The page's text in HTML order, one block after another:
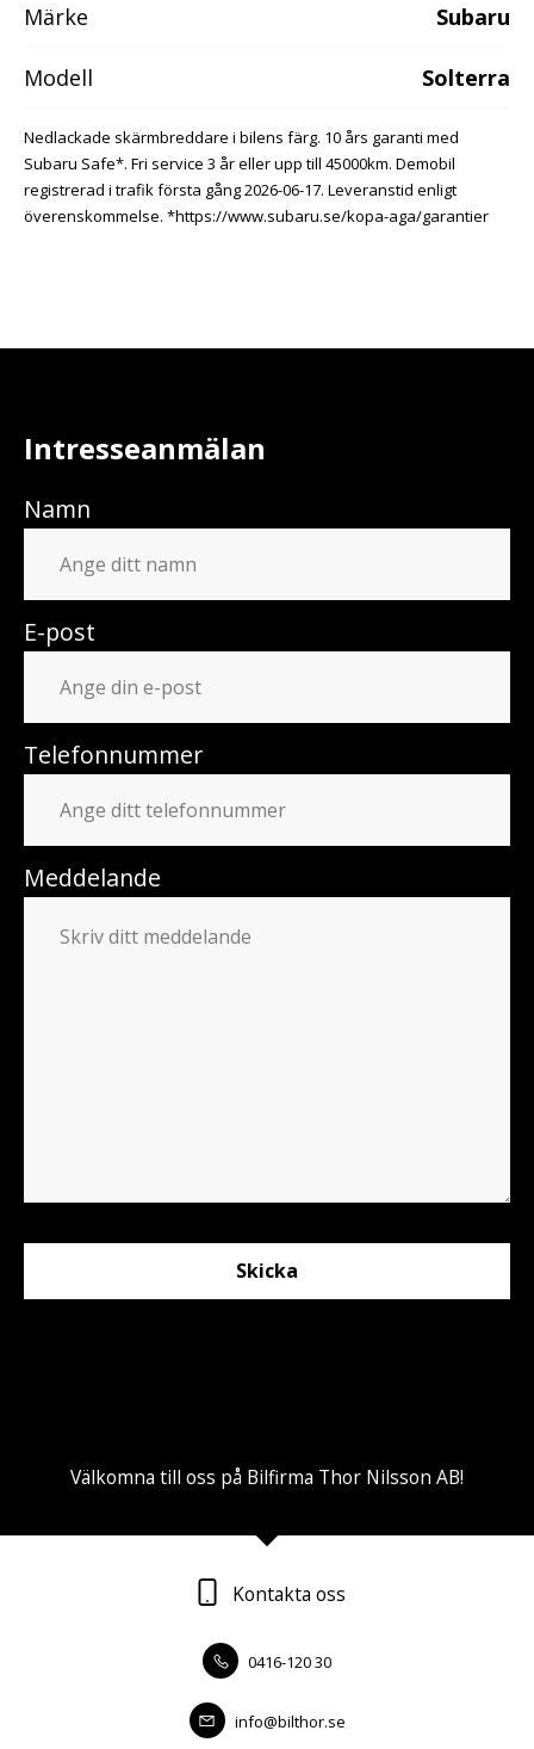
Märke Subaru
Modell Solterra
Nedlackade skärmbreddare i bilens färg. 10 års garanti med
Subaru Safe*. Fri service 3 år eller upp till 45000km. Demobil
registrerad i trafik första gång 2026-06-17. Leveranstid enligt
överenskommelse. *https://www.subaru.se/kopa-aga/garantier
Intresseanmälan
Namn
E-post
Telefonnummer
Meddelande
Skicka
Välkomna till oss på Bilfirma Thor Nilsson AB!
Kontakta oss
0416-120 30
info@bilthor.se